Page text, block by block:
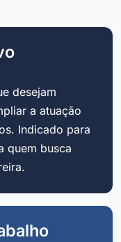
desejam
a atuação
Indicado para
quem busca